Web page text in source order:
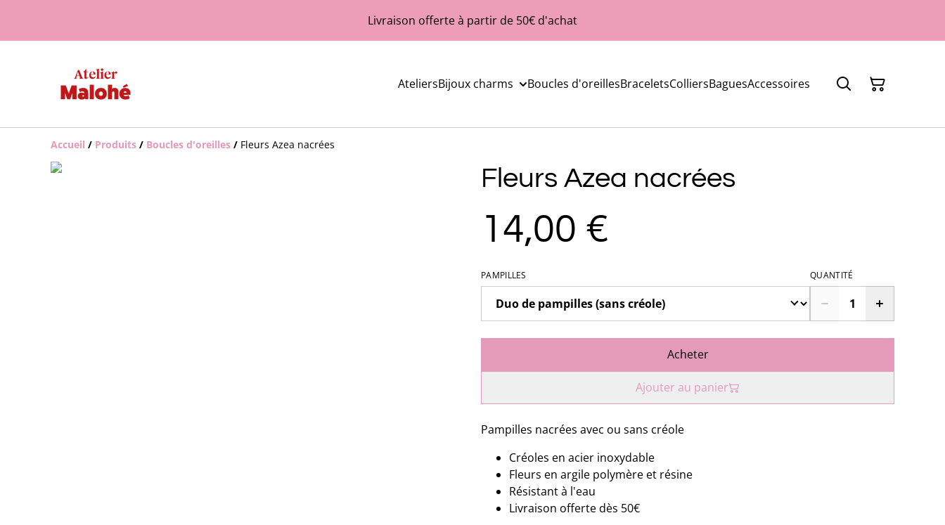
Livraison offerte à partir de 50€ d'achat
AteliersBijoux charms Boucles d'oreillesBraceletsColliersBaguesAccessoires
Accueil / Produits / Boucles d'oreilles / Fleurs Azea nacrées
Fleurs Azea nacrées
14,00 €
PAMPILLES QUANTITÉ
Acheter
Ajouter au panier
Pampilles nacrées avec ou sans créole
Créoles en acier inoxydable
Fleurs en argile polymère et résine
Résistant à l'eau
Livraison offerte dès 50€